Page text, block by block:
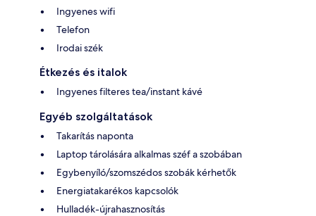
Ingyenes wifi
Telefon
Irodai szék
Étkezés és italok
Ingyenes filteres tea/instant kávé
Egyéb szolgáltatások
Takarítás naponta
Laptop tárolására alkalmas széf a szobában
Egybenyíló/szomszédos szobák kérhetők
Energiatakarékos kapcsolók
Hulladék-újrahasznosítás